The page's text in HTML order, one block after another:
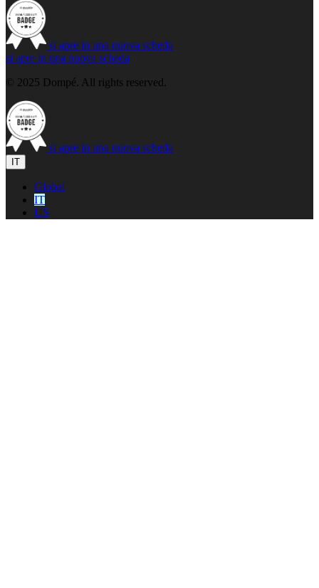
si apre in una nuova scheda
si apre in una nuova scheda
© 2025 Dompé. All rights reserved.
si apre in una nuova scheda
IT
Global
IT
US